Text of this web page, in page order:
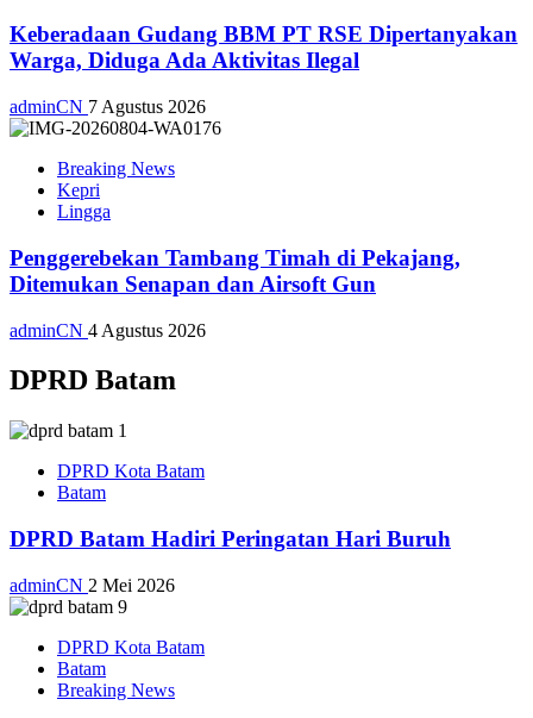
Keberadaan Gudang BBM PT RSE Dipertanyakan
Warga, Diduga Ada Aktivitas Ilegal
adminCN 7 Agustus 2026
Breaking News
Kepri
Lingga
Penggerebekan Tambang Timah di Pekajang,
Ditemukan Senapan dan Airsoft Gun
adminCN 4 Agustus 2026
DPRD Batam
DPRD Kota Batam
Batam
DPRD Batam Hadiri Peringatan Hari Buruh
adminCN 2 Mei 2026
DPRD Kota Batam
Batam
Breaking News